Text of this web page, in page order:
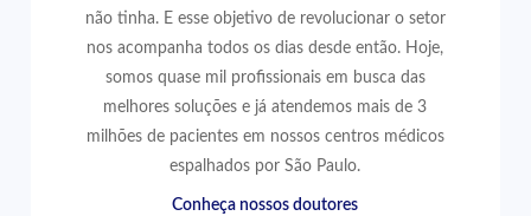
não tinha. E esse objetivo de revolucionar o setor
nos acompanha todos os dias desde então. Hoje,
somos quase mil profissionais em busca das
melhores soluções e já atendemos mais de 3
milhões de pacientes em nossos centros médicos
espalhados por São Paulo.
Conheça nossos doutores